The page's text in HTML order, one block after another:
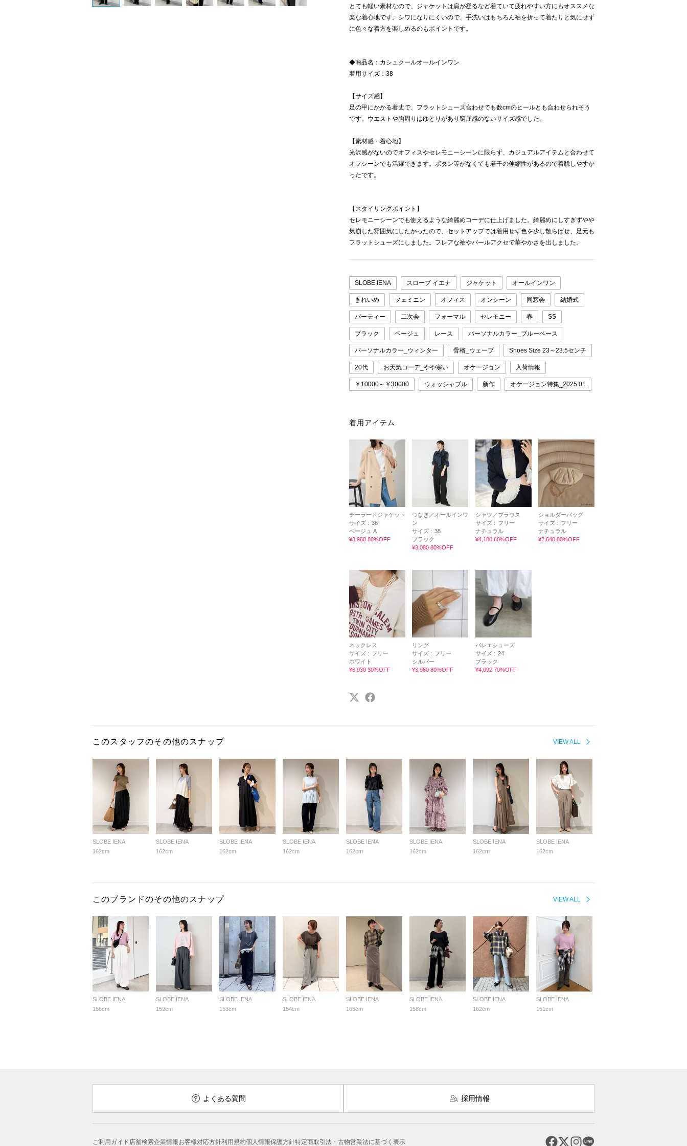
とても軽い素材なので、ジャケットは肩が凝るなど着ていて疲れやすい方にもオススメな
楽な着心地です。シワになりにくいので、手洗いはもちろん袖を折って着たりと気にせず
に色々な着方を楽しめるのもポイントです。
◆商品名：カシュクールオールインワン
着用サイズ：38
【サイズ感】
足の甲にかかる着丈で、フラットシューズ合わせでも数cmのヒールとも合わせられそう
です。ウエストや胸周りはゆとりがあり窮屈感のないサイズ感でした。
【素材感・着心地】
光沢感がないのでオフィスやセレモニーシーンに限らず、カジュアルアイテムと合わせて
オフシーンでも活躍できます。ボタン等がなくても若干の伸縮性があるので着脱しやすか
ったです。
【スタイリングポイント】
セレモニーシーンでも使えるような綺麗めコーデに仕上げました。綺麗めにしすぎずやや
気崩した雰囲気にしたかったので、セットアップでは着用せず色を少し散らばせ、足元も
フラットシューズにしました。フレアな袖やパールアクセで華やかさを出しました。
SLOBE IENA スローブ イエナ ジャケット オールインワン
きれいめ フェミニン オフィス オンシーン 同窓会 結婚式
パーティー 二次会 フォーマル セレモニー 春 SS
ブラック ベージュ レース パーソナルカラー_ブルーベース
パーソナルカラー_ウィンター 骨格_ウェーブ Shoes Size 23～23.5センチ
20代 お天気コーデ_やや寒い オケージョン 入荷情報
￥10000～￥30000 ウォッシャブル 新作 オケージョン特集_2025.01
着用アイテム
テーラードジャケット
サイズ : 38
ベージュ A
¥3,960 80%OFF
つなぎ／オールインワ
ン
サイズ : 38
ブラック
¥3,080 80%OFF
シャツ／ブラウス
サイズ : フリー
ナチュラル
¥4,180 60%OFF
ショルダーバッグ
サイズ : フリー
ナチュラル
¥2,640 80%OFF
ネックレス
サイズ : フリー
ホワイト
¥6,930 30%OFF
リング
サイズ : フリー
シルバー
¥3,960 80%OFF
バレエシューズ
サイズ : 24
ブラック
¥4,092 70%OFF
VIEW ALL
このスタッフのその他のスナップ
SLOBE IENA
162cm
SLOBE IENA
162cm
SLOBE IENA
162cm
SLOBE IENA
162cm
SLOBE IENA
162cm
SLOBE IENA
162cm
SLOBE IENA
162cm
SLOBE IENA
162cm
VIEW ALL
このブランドのその他のスナップ
SLOBE IENA
156cm
SLOBE IENA
159cm
SLOBE IENA
153cm
SLOBE IENA
154cm
SLOBE IENA
165cm
SLOBE IENA
158cm
SLOBE IENA
162cm
SLOBE IENA
151cm
よくある質問 採用情報
ご利用ガイド店舗検索企業情報お客様対応方針利用規約個人情報保護方針特定商取引法・古物営業法に基づく表示